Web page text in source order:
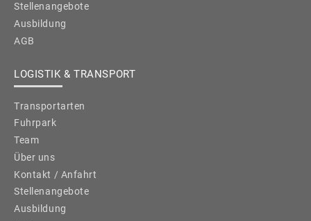
Stellenangebote
Ausbildung
AGB
LOGISTIK & TRANSPORT
Transportarten
Fuhrpark
Team
Über uns
Kontakt / Anfahrt
Stellenangebote
Ausbildung